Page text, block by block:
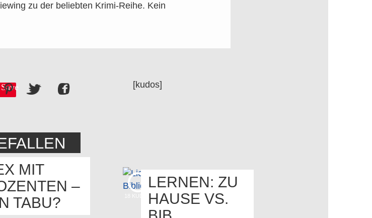
zu der beliebten Krimi-Reihe. Kein
Save [kudos]
MIT
–
TABU?
KUDOS
LERNEN: ZU
HAUSE VS.